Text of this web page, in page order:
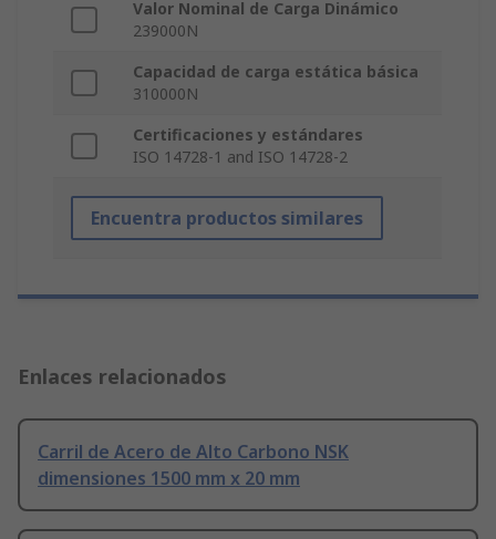
Valor Nominal de Carga Dinámico
239000N
Capacidad de carga estática básica
310000N
Certificaciones y estándares
ISO 14728-1 and ISO 14728-2
Encuentra productos similares
Enlaces relacionados
Carril de Acero de Alto Carbono NSK
dimensiones 1500 mm x 20 mm